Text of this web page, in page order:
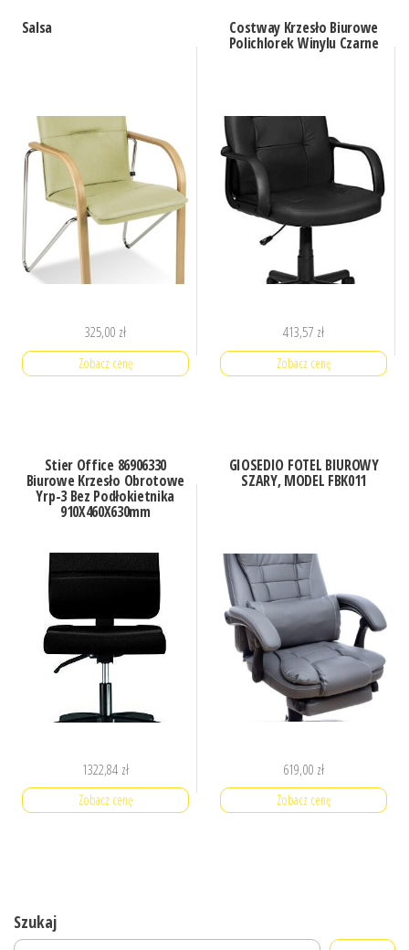
Salsa
325,00 zł
Zobacz cenę
Costway Krzesło Biurowe
Polichlorek Winylu Czarne
413,57 zł
Zobacz cenę
Stier Office 86906330
Biurowe Krzesło Obrotowe
Yrp-3 Bez Podłokietnika
910X460X630mm
1322,84 zł
Zobacz cenę
GIOSEDIO FOTEL BIUROWY
SZARY, MODEL FBK011
619,00 zł
Zobacz cenę
Szukaj